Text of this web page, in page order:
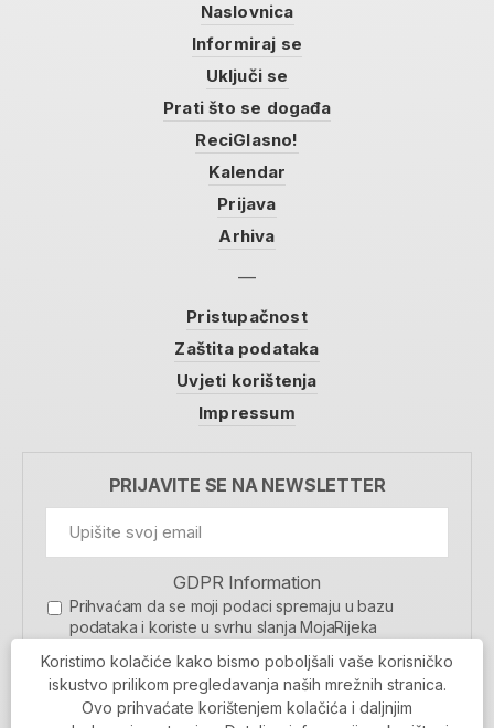
Naslovnica
Informiraj se
Uključi se
Prati što se događa
ReciGlasno!
Kalendar
Prijava
Arhiva
Pristupačnost
Zaštita podataka
Uvjeti korištenja
Impressum
PRIJAVITE SE NA NEWSLETTER
GDPR Information
Prihvaćam da se moji podaci spremaju u bazu
podataka i koriste u svrhu slanja MojaRijeka
MOJARIJEKA NEWSLETTER
PRIJAVI SE
Koristimo kolačiće kako bismo poboljšali vaše korisničko
iskustvo prilikom pregledavanja naših mrežnih stranica.
Ovo prihvaćate korištenjem kolačića i daljnjim